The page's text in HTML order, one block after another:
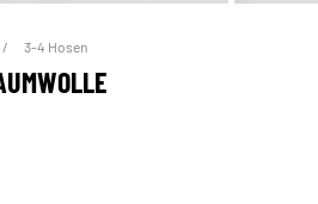
3-4 Hosen